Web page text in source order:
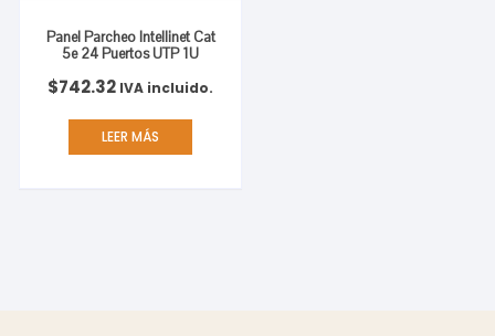
Panel Parcheo Intellinet Cat
5e 24 Puertos UTP 1U
$742.32 IVA incluido.
LEER MÁS